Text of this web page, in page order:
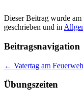
Dieser Beitrag wurde am
geschrieben und in
Beitragsnavigation
← Vatertag am
Übungszeiten